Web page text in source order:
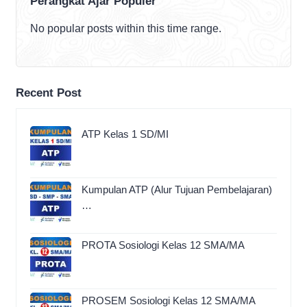
No popular posts within this time range.
Recent Post
ATP Kelas 1 SD/MI
Kumpulan ATP (Alur Tujuan Pembelajaran)
…
PROTA Sosiologi Kelas 12 SMA/MA
PROSEM Sosiologi Kelas 12 SMA/MA